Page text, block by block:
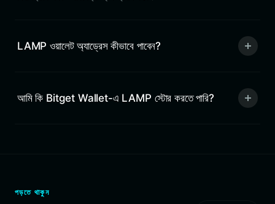
LAMP ওয়ালেট অ্যাড্রেস কীভাবে পাবেন?
আমি কি Bitget Wallet-এ LAMP স্টোর করতে পারি?
পড়তে থাকুন